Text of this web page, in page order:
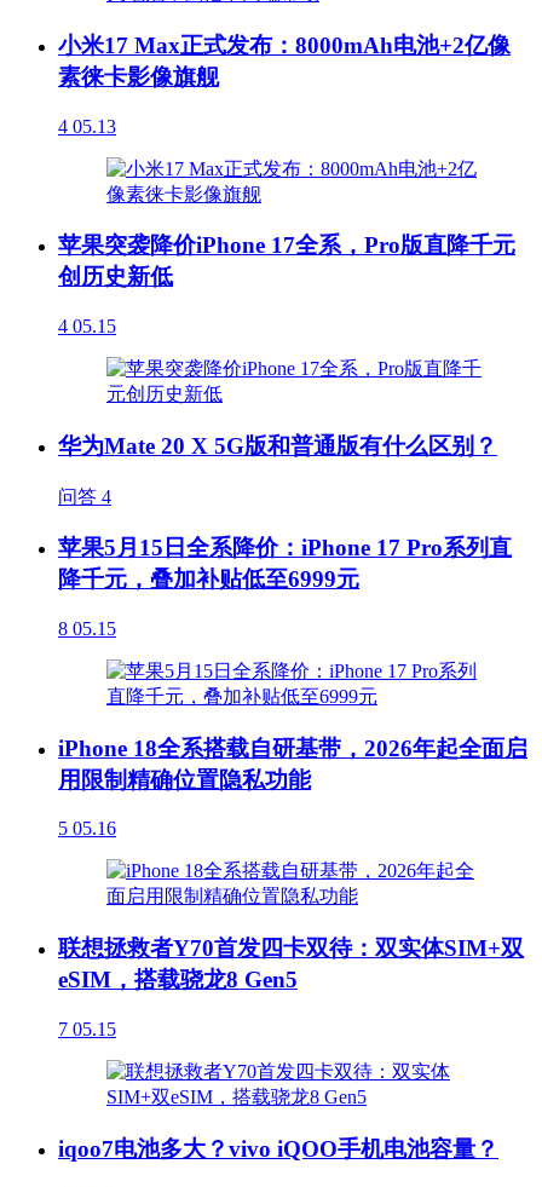
小米17 Max正式发布：8000mAh电池+2亿像
素徕卡影像旗舰
4 05.13
苹果突袭降价iPhone 17全系，Pro版直降千元
创历史新低
4 05.15
华为Mate 20 X 5G版和普通版有什么区别？
问答 4
苹果5月15日全系降价：iPhone 17 Pro系列直
降千元，叠加补贴低至6999元
8 05.15
iPhone 18全系搭载自研基带，2026年起全面启
用限制精确位置隐私功能
5 05.16
联想拯救者Y70首发四卡双待：双实体SIM+双
eSIM，搭载骁龙8 Gen5
7 05.15
iqoo7电池多大？vivo iQOO手机电池容量？